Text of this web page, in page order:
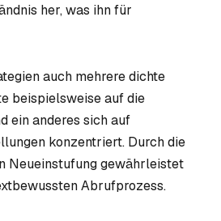
her, was ihn für
auch mehrere dichte
beispielsweise auf die
ein anderes sich auf
konzentriert. Durch die
Neueinstufung gewährleistet
Abrufprozess.